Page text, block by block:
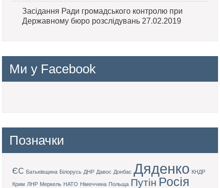
Засідання Ради громадського контролю при
Державному бюро розслідувань 27.02.2019
Ми у Facebook
Позначки
ЄС Батьківщина Білорусь ДНР Давос Донбас Дяденко КНДР
Крим ЛНР Меркель НАТО Німеччина Польща Путін Росія